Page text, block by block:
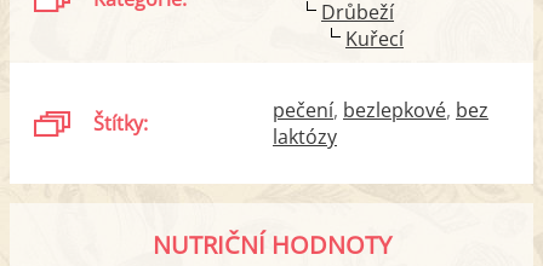
Drůbeží
Kuřecí
Štítky: pečení bezlepkové bez
laktózy
NUTRIČNÍ HODNOTY